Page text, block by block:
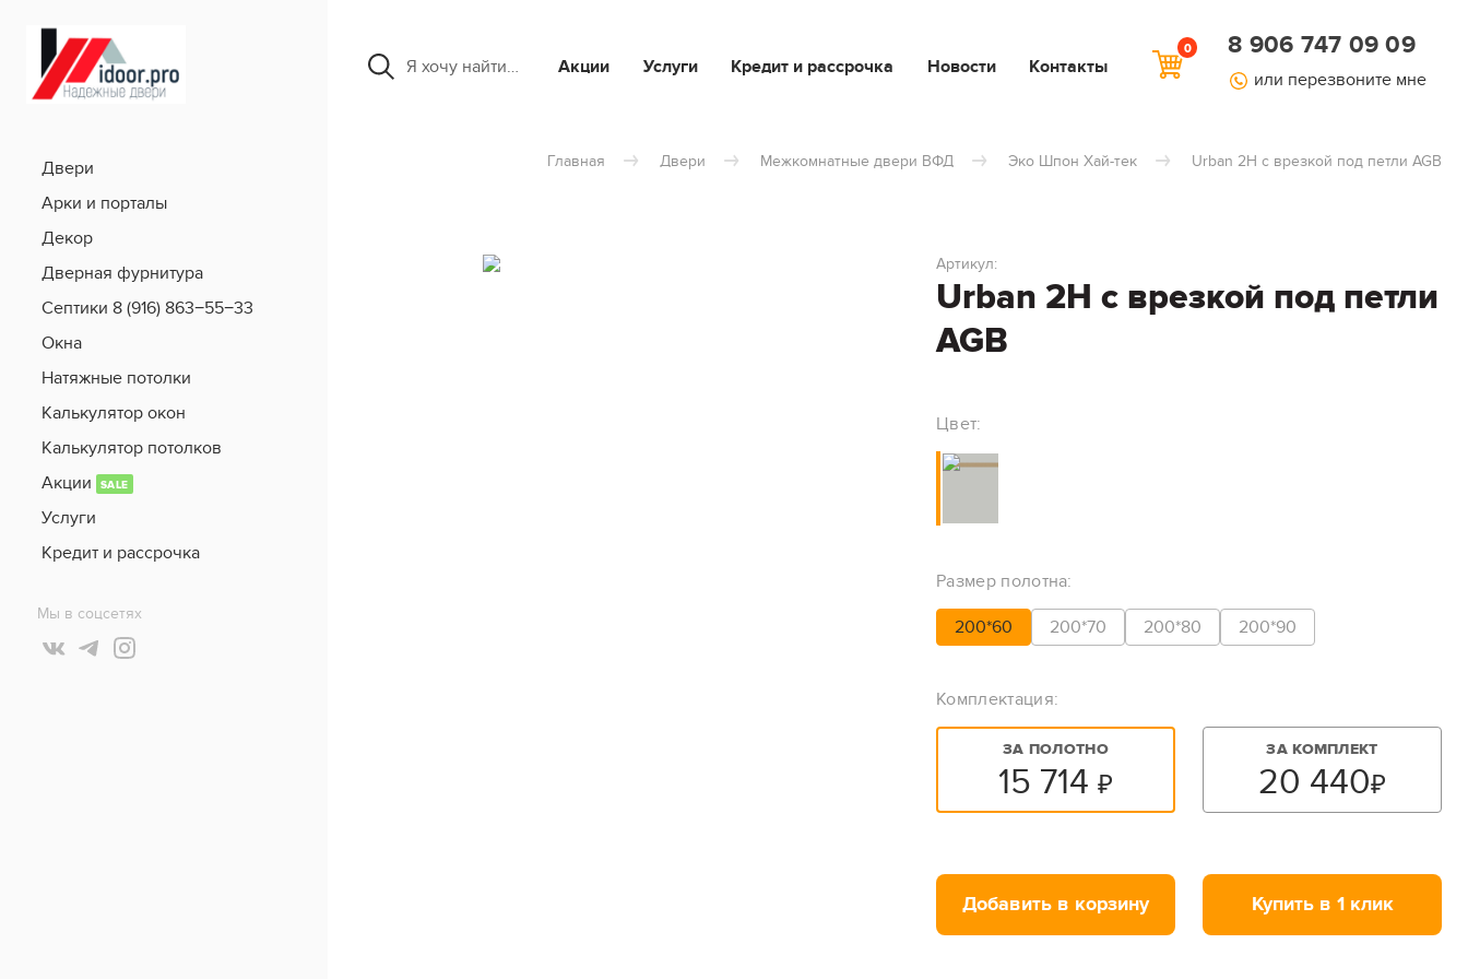
Я хочу найти… Акции Услуги Кредит и рассрочка Новости Контакты
0 8 906 747 09 09
или перезвоните мне
Двери
Арки и порталы
Декор
Дверная фурнитура
Септики 8 (916) 863−55−33
Окна
Натяжные потолки
Калькулятор окон
Калькулятор потолков
Акции
SALE
Услуги
Кредит и рассрочка
Мы в соцсетях
Главная Двери Межкомнатные двери ВФД Эко Шпон Хай-тек Urban 2H с врезкой под петли AGB
Urban 2H с врезкой под петли
AGB
Артикул:
Цвет:
Размер полотна:
200*60 200*70 200*80 200*90
Комплектация:
ЗА ПОЛОТНО
15 714 ₽
ЗА КОМПЛЕКТ
20 440₽
Добавить в корзину Купить в 1 клик